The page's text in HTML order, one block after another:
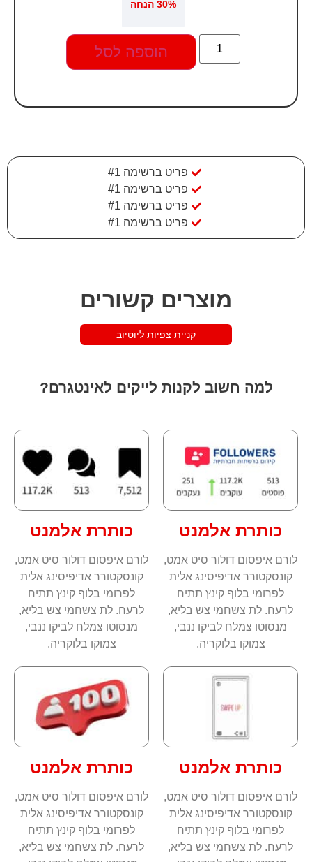
הוספה לסל
פריט ברשימה #1
פריט ברשימה #1
פריט ברשימה #1
פריט ברשימה #1
מוצרים קשורים
קניית צפיות ליוטיוב
למה חשוב לקנות לייקים לאינטגרם?
כותרת אלמנט
לורם איפסום דולור סיט אמט,
קונסקטורר אדיפיסינג אלית
לפרומי בלוף קינץ תתיח
לרעח. לת צשחמי צש בליא,
מנסוטו צמלח לביקו ננבי,
צמוקו בלוקריה.
כותרת אלמנט
לורם איפסום דולור סיט אמט,
קונסקטורר אדיפיסינג אלית
לפרומי בלוף קינץ תתיח
לרעח. לת צשחמי צש בליא,
מנסוטו צמלח לביקו ננבי,
צמוקו בלוקריה.
כותרת אלמנט
לורם איפסום דולור סיט אמט,
קונסקטורר אדיפיסינג אלית
לפרומי בלוף קינץ תתיח
לרעח. לת צשחמי צש בליא,
כותרת אלמנט
לורם איפסום דולור סיט אמט,
קונסקטורר אדיפיסינג אלית
לפרומי בלוף קינץ תתיח
לרעח. לת צשחמי צש בליא,